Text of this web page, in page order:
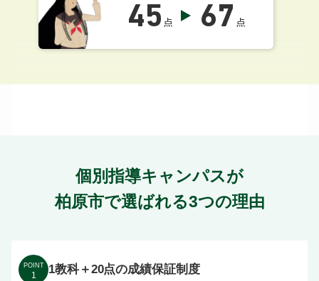
45 点 67 点
個別指導キャンパスが
柏原市で選ばれる3つの理由
POINT
1 1教科＋20点の成績保証制度